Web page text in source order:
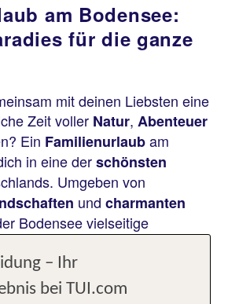
am Bodensee:
für die ganze
mit deinen Liebsten eine
Zeit voller Natur, Abenteuer
Ein Familienurlaubam
in eine derschönsten
Umgeben von
und charmanten
Bodensee vielseitige
oder
auf seine Kosten!
– Ihr
bei TUI.com